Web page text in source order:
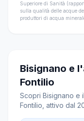
Superiore di Sanità
sulla qualità delle acque
produttori di acqua
Bisignano e
Fontilio
Scopri Bisignano e
Fontilio, attivo dal